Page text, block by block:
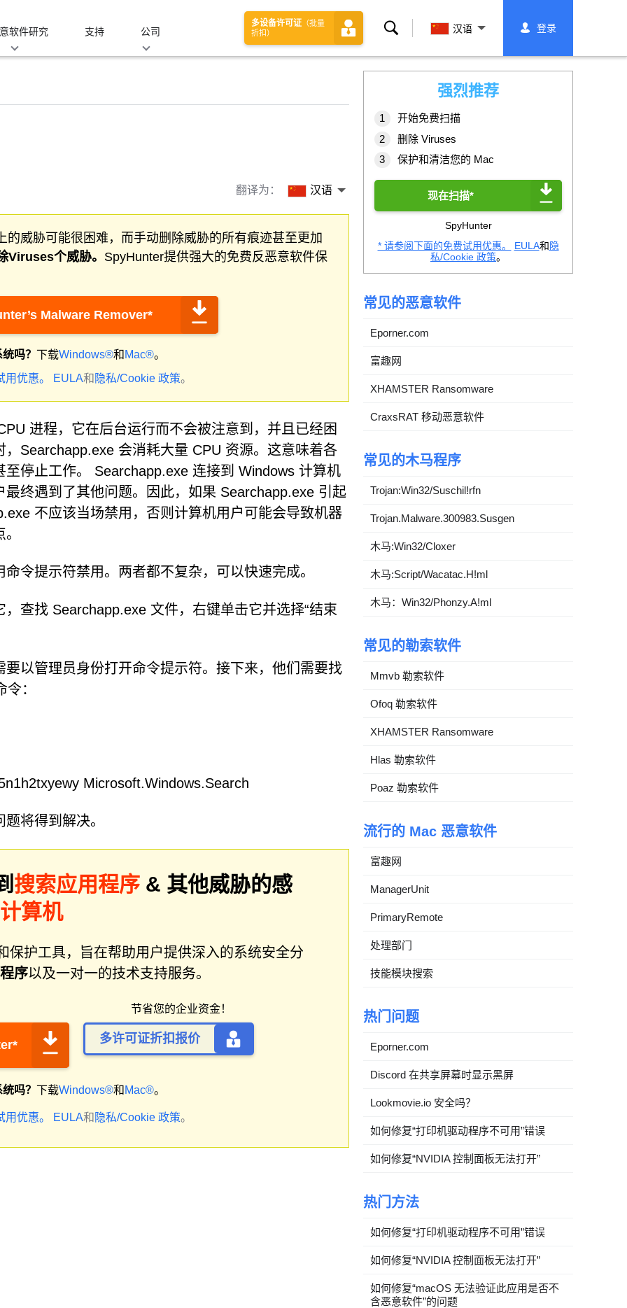
软件研究 支持 公司
多设备许可证 （批量
折扣）
搜
汉语 登录
翻译为： 汉语
威胁可能很困难，而手动删除威胁的所有痕迹甚至更加
Viruses个威胁。 SpyHunter提供强大的免费反恶意软件保
Malware Remover*
吗？ 下载Windows®和 Mac®。
优惠。
EULA和 隐私/Cookie 政策。
进程，它在后台运行而不会被注意到，并且已经困
Searchapp.exe 会消耗大量 CPU 资源。这意味着各
停止工作。 Searchapp.exe 连接到 Windows 计算机
终遇到了其他问题。因此，如果 Searchapp.exe 引起
不应该当场禁用，否则计算机用户可能会导致机器
令提示符禁用。两者都不复杂，可以快速完成。
查找 Searchapp.exe 文件，右键单击它并选择“结束
以管理员身份打开命令提示符。接下来，他们需要找
：
Microsoft.Windows.Search
将得到解决。
搜索应用程序 & 其他威胁的感
算机
保护工具，旨在帮助用户提供深入的系统安全分
序以及一对一的技术支持服务。
节省您的企业资金！
多许可证折扣报价
吗？ 下载Windows®和 Mac®。
优惠。 EULA和 隐私/Cookie 政策。
强烈推荐
开始免费扫描
删除 Viruses
保护和清洁您的 Mac
现在扫描*
SpyHunter
* 请参阅下面的免费试用优惠。
EULA和隐
私/Cookie 政策。
常见的恶意软件
Eporner.com
富趣网
XHAMSTER Ransomware
CraxsRAT 移动恶意软件
常见的木马程序
Trojan:Win32/Suschil!rfn
Trojan.Malware.300983.Susgen
木马:Win32/Cloxer
木马:Script/Wacatac.H!ml
木马：Win32/Phonzy.A!ml
常见的勒索软件
Mmvb 勒索软件
Ofoq 勒索软件
XHAMSTER Ransomware
Hlas 勒索软件
Poaz 勒索软件
流行的 Mac 恶意软件
富趣网
ManagerUnit
PrimaryRemote
处理部门
技能模块搜索
热门问题
Eporner.com
Discord 在共享屏幕时显示黑屏
Lookmovie.io 安全吗？
如何修复“打印机驱动程序不可用”错误
如何修复“NVIDIA 控制面板无法打开”
热门方法
如何修复“打印机驱动程序不可用”错误
如何修复“NVIDIA 控制面板无法打开”
如何修复“macOS 无法验证此应用是否不
含恶意软件”的问题